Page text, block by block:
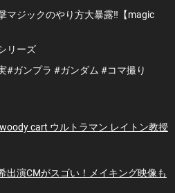
マジックのやり方大暴露‼️【magic
リーズ
#ガンプラ #ガンダム #コマ撮り
cart ウルトラマン レイトン教授
出演CMがスゴい！メイキング映像も